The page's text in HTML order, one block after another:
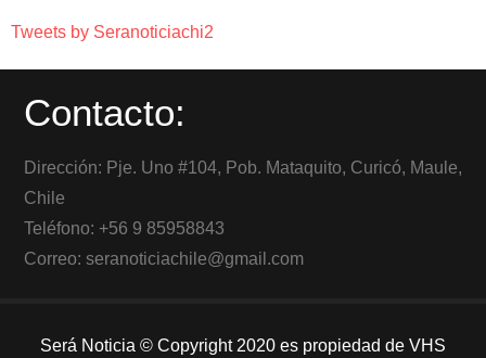
Tweets by Seranoticiachi2
Contacto:
Dirección: Pje. Uno #104, Pob. Mataquito, Curicó, Maule,
Chile
Teléfono: +56 9 85958843
Correo: seranoticiachile@gmail.com
Será Noticia © Copyright 2020 es propiedad de VHS